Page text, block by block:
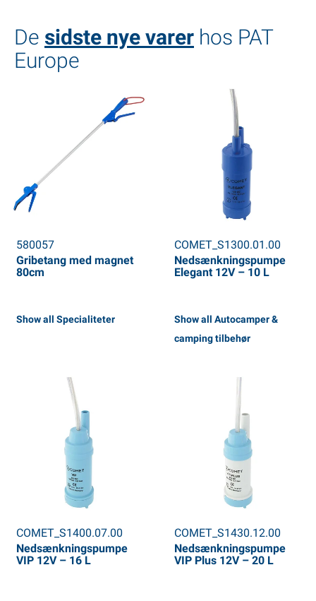
De sidste nye varer hos PAT
Europe
580057
Gribetang med magnet
80cm
Show all Specialiteter
COMET_S1300.01.00
Nedsænkningspumpe
Elegant 12V – 10 L
Show all Autocamper &
camping tilbehør
COMET_S1400.07.00
Nedsænkningspumpe
VIP 12V – 16 L
COMET_S1430.12.00
Nedsænkningspumpe
VIP Plus 12V – 20 L